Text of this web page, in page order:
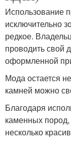
Использование
исключительно
редкое.
проводить свой
оформленной
Мода остается
камней можно
Благодаря
каменных пород,
несколько